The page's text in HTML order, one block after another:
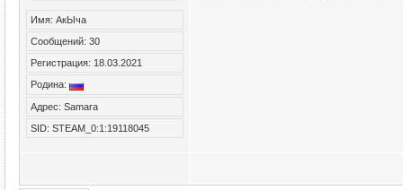
Имя: АкЫча
Сообщений: 30
Регистрация: 18.03.2021
Родина:
Адрес: Samara
SID: STEAM_0:1:19118045